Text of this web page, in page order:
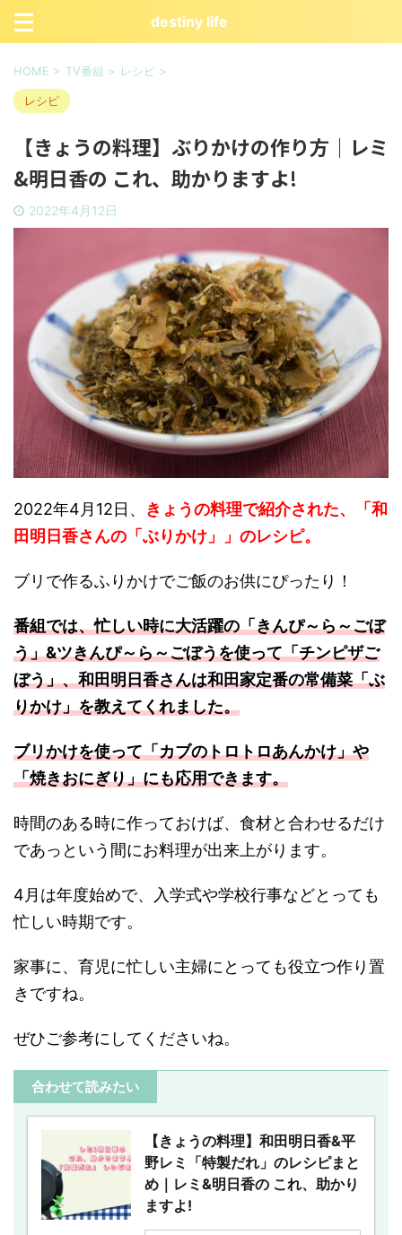
destiny life
HOME > TV番組 > レシピ >
レシピ
【きょうの料理】ぶりかけの作り方｜レミ
&明日香の これ、助かりますよ!
2022年4月12日
2022年4月12日、 きょうの料理で紹介された、「和
田明日香さんの「ぶりかけ」」のレシピ。
ブリで作るふりかけでご飯のお供にぴったり！
番組では、忙しい時に大活躍の「きんぴ～ら～ごぼ
う」&ツきんぴ～ら～ごぼうを使って「チンピザご
ぼう」、和田明日香さんは和田家定番の常備菜「ぶ
りかけ」を教えてくれました。
ブリかけを使って「カブのトロトロあんかけ」や
「焼きおにぎり」にも応用できます。
時間のある時に作っておけば、食材と合わせるだけ
であっという間にお料理が出来上がります。
4月は年度始めで、入学式や学校行事などとっても
忙しい時期です。
家事に、育児に忙しい主婦にとっても役立つ作り置
きですね。
ぜひご参考にしてくださいね。
合わせて読みたい
【きょうの料理】和田明日香&平
野レミ「特製だれ」のレシピまと
め｜レミ&明日香の これ、助かり
ますよ!